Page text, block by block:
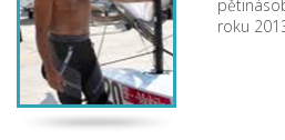
roku